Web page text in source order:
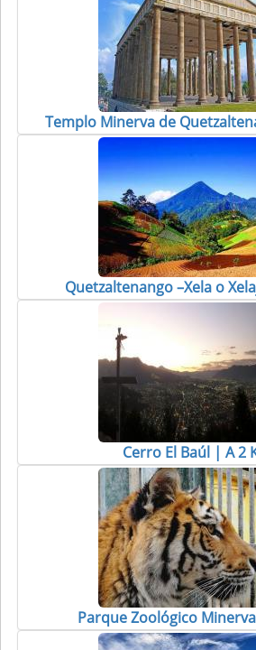
Templo Minerva de
Quetzaltenango –Xela o
Cerro El Baúl | A 2
Parque Zoológico